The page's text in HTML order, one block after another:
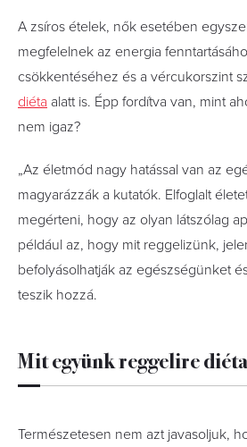
A zsíros ételek, nők esetében
megfelelnek az energia
csökkentéséhez és a vércukorszint
diéta alatt is. Épp fordítva van, mint
nem igaz?
„Az életmód nagy hatással van az
magyarázzák a kutatók. Elfoglalt
megérteni, hogy az olyan látszólag
például az, hogy mit reggelizünk,
befolyásolhatják az egészségünket
teszik hozzá.
Mit együnk reggelire
Természetesen nem azt javasoljuk,